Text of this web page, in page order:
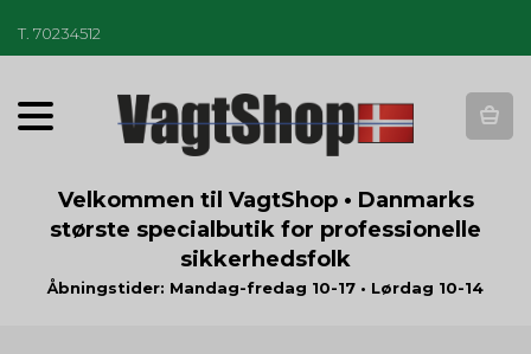
T 70234512
T
o
Velkommen til VagtShop • Danmarks
største specialbutik for professionelle
sikkerhedsfolk
Åbningstider: Mandag-fredag 10-17 • Lørdag 10-14